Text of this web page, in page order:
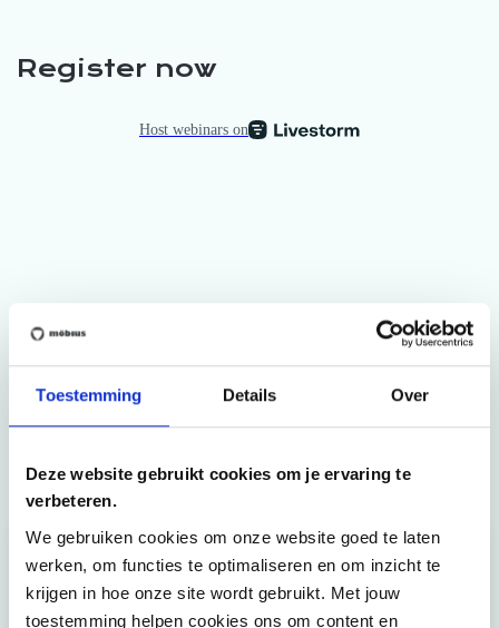
Toestemming Details Over
Deze website gebruikt cookies om je ervaring te
verbeteren.
We gebruiken cookies om onze website goed te laten
werken, om functies te optimaliseren en om inzicht te
krijgen in hoe onze site wordt gebruikt. Met jouw
toestemming helpen cookies ons om content en
Register now
Related articles